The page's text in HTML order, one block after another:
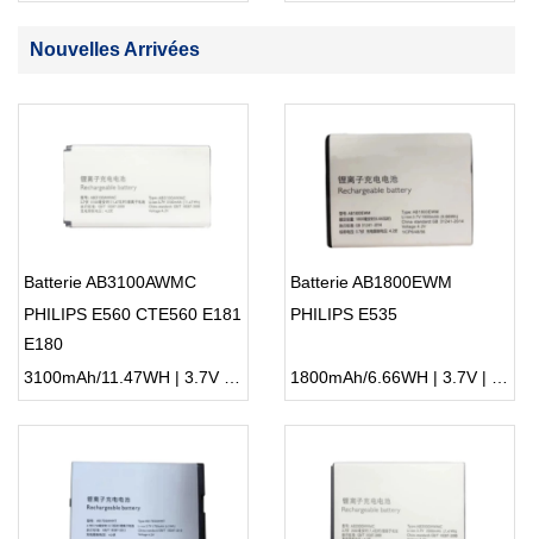
Nouvelles Arrivées
Batterie AB3100AWMC
PHILIPS E560 CTE560 E181
E180
3100mAh/11.47WH | 3.7V | Li-ion ...
Batterie AB1800EWM
PHILIPS E535
1800mAh/6.66WH | 3.7V | Li-ion ...